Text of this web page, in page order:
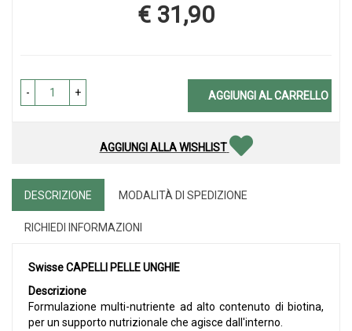
Prezzo
€ 31,90
- + AGGIUNGI AL CARRELLO
AGGIUNGI ALLA WISHLIST
DESCRIZIONE MODALITÀ DI SPEDIZIONE
RICHIEDI INFORMAZIONI
Swisse CAPELLI PELLE UNGHIE
Descrizione
Formulazione multi-nutriente ad alto contenuto di biotina,
per un supporto nutrizionale che agisce dall'interno.